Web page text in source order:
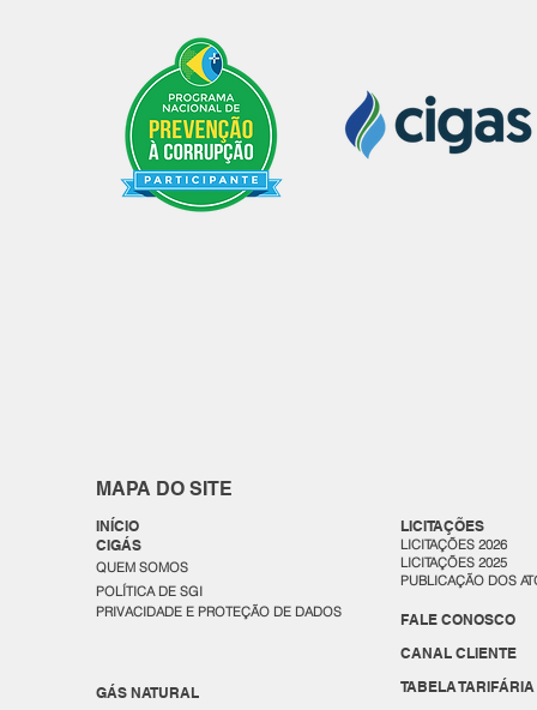
MAPA DO SITE
LICITAÇÕES
LICITAÇÕES 2026
LICITAÇÕES 2025
PUBLICAÇÃO DOS
INÍCIO
CIGÁS
QUEM SOMOS
FALE CONOSCO
CANAL CLIENTE
TABELA TARIFÁRIA
GÁS NATURAL
POLÍTICA DE SGI
PRIVACIDADE E PROTEÇÃO DE DADOS